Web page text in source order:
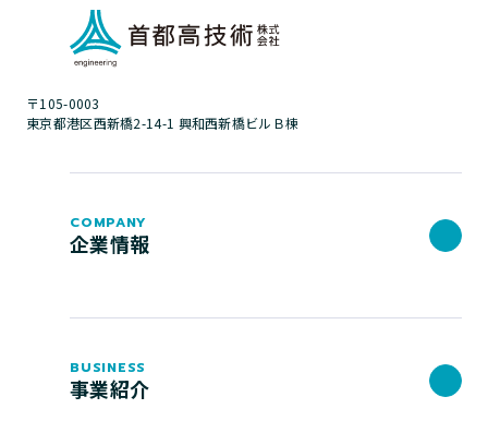
〒105-0003
東京都港区西新橋2-14-1 興和西新橋ビルＢ棟
COMPANY
企業情報
BUSINESS
事業紹介